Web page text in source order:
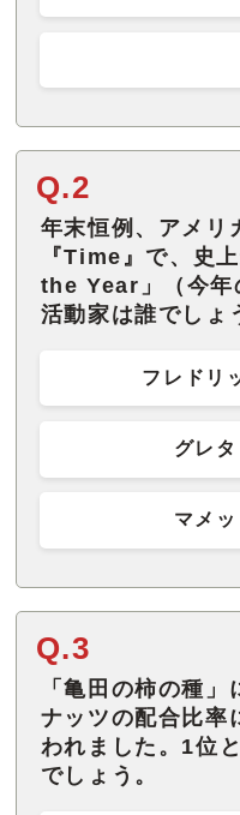
Q.2
年末恒例、アメリ
『Time』で、史
the Year」（今年
活動家は誰でしょ
フレドリ
グレ
マメ
Q.3
「亀田の柿の種
ナッツの配合比率
われました。1位
でしょう。